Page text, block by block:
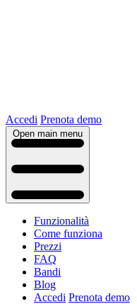
Accedi Prenota demo
Open main menu
Funzionalità
Come funziona
Prezzi
FAQ
Bandi
Blog
Accedi Prenota demo